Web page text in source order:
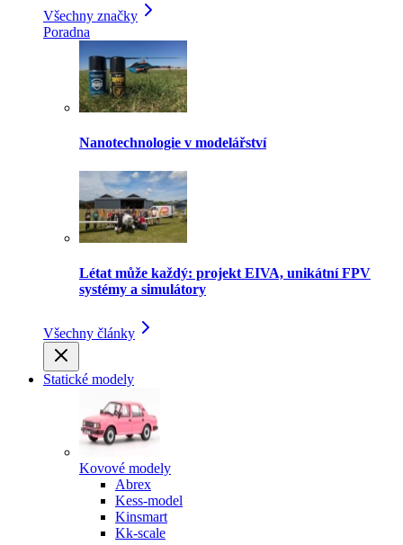
Všechny značky
Poradna
Nanotechnologie v modelářství
Létat může každý: projekt EIVA, unikátní FPV
systémy a simulátory
Všechny články
Statické modely
Kovové modely
Abrex
Kess-model
Kinsmart
Kk-scale